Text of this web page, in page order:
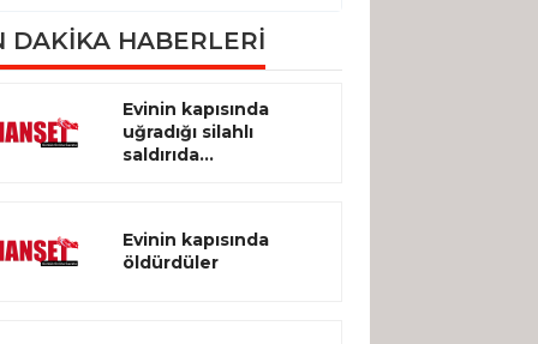
DAKİKA HABERLERİ
Evinin kapısında
uğradığı silahlı
saldırıda...
Evinin kapısında
öldürdüler